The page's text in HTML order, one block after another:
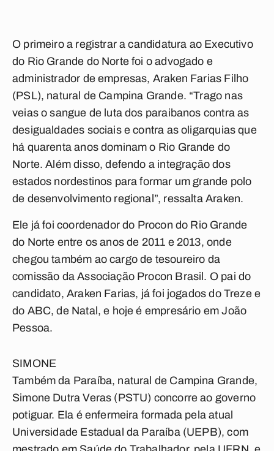
O primeiro a registrar a candidatura ao Executivo
do Rio Grande do Norte foi o advogado e
administrador de empresas, Araken Farias Filho
(PSL), natural de Campina Grande. “Trago nas
veias o sangue de luta dos paraibanos contra as
desigualdades sociais e contra as oligarquias que
há quarenta anos dominam o Rio Grande do
Norte. Além disso, defendo a integração dos
estados nordestinos para formar um grande polo
de desenvolvimento regional”, ressalta Araken.
Ele já foi coordenador do Procon do Rio Grande
do Norte entre os anos de 2011 e 2013, onde
chegou também ao cargo de tesoureiro da
comissão da Associação Procon Brasil. O pai do
candidato, Araken Farias, já foi jogados do Treze e
do ABC, de Natal, e hoje é empresário em João
Pessoa.
SIMONE
Também da Paraíba, natural de Campina Grande,
Simone Dutra Veras (PSTU) concorre ao governo
potiguar. Ela é enfermeira formada pela atual
Universidade Estadual da Paraíba (UEPB), com